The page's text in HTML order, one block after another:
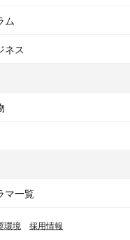
ム
ネス
マ一覧
環境 採用情報